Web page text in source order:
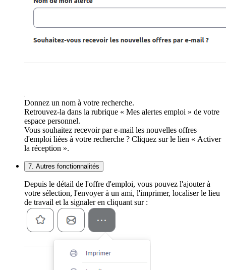
Donnez un nom à votre recherche.
Retrouvez-la dans la rubrique « Mes alertes emploi » de votre
espace personnel.
Vous souhaitez recevoir par e-mail les nouvelles offres
d'emploi liées à votre recherche ? Cliquez sur le lien « Activer
la réception ».
7. Autres fonctionnalités
Depuis le détail de l'offre d'emploi, vous pouvez l'ajouter à
votre sélection, l'envoyer à un ami, l'imprimer, localiser le lieu
de travail et la signaler en cliquant sur :